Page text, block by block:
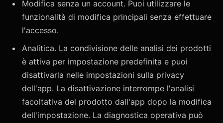
Modifica senza un account. Puoi utilizzare le
funzionalità di modifica principali senza effettuare
l'accesso.
Analitica. La condivisione delle analisi dei prodotti
è attiva per impostazione predefinita e puoi
disattivarla nelle impostazioni sulla privacy
dell'app. La disattivazione interrompe l'analisi
facoltativa del prodotto dall'app dopo la modifica
dell'impostazione. La diagnostica operativa può